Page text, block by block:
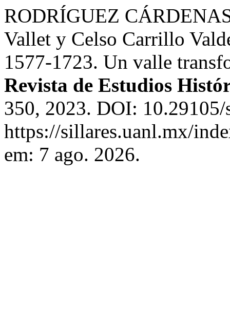
RODRÍGUEZ
Vallet y Celso Carrillo
1577-1723. Un valle
Revista de Estudios
350, 2023. DOI:
https://sillares.uanl.mx/
em: 7 ago. 2026.